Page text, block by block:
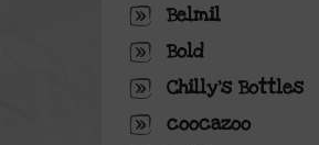
Belmil
Bold
Chilly's Bottles
coocazoo